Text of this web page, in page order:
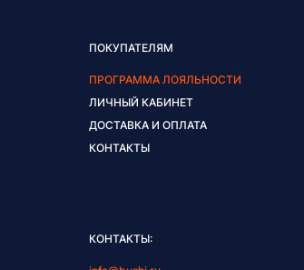
ПОКУПАТЕЛЯМ
ПРОГРАММА ЛОЯЛЬНОСТИ
ЛИЧНЫЙ КАБИНЕТ
ДОСТАВКА И ОПЛАТА
КОНТАКТЫ
КОНТАКТЫ: